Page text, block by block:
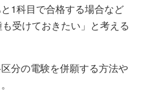
1科目で合格する場合など
受けておきたい」と考える
分の電験を併願する方法や